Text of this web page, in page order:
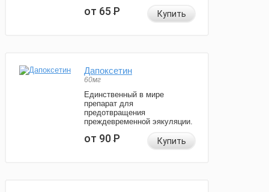
от 65Р Купить
Дапоксетин
60мг
Единственный в мире
препарат для
предотвращения
преждевременной эякуляции.
от 90Р Купить